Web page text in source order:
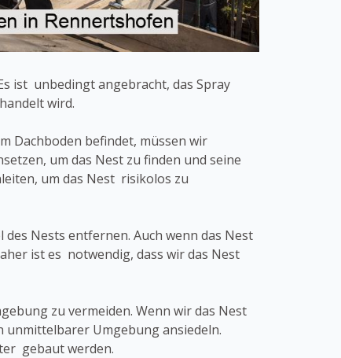
ist unbedingt angebracht, das Spray
wird.
Dachboden befindet, müssen wir
um das Nest zu finden und seine
um das Nest risikolos zu
Nests entfernen. Auch wenn das Nest
ist es notwendig, dass wir das Nest
zu vermeiden. Wenn wir das Nest
unmittelbarer Umgebung ansiedeln.
gebaut werden.